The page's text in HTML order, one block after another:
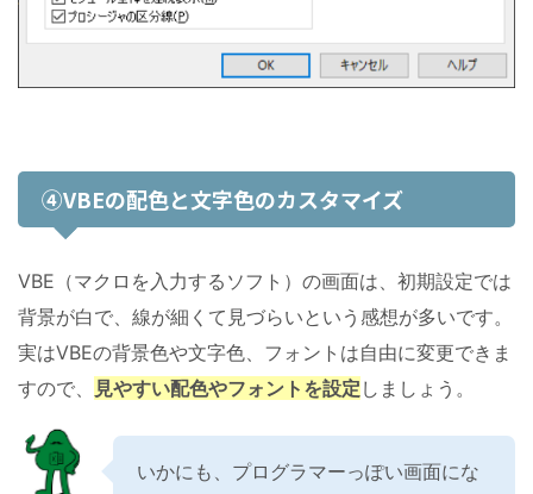
④VBEの配色と文字色のカスタマイズ
VBE（マクロを入力するソフト）の画面は、初期設定では
背景が白で、線が細くて見づらいという感想が多いです。
実はVBEの背景色や文字色、フォントは自由に変更できま
すので、
見やすい配色やフォントを設定 しましょう。
いかにも、プログラマーっぽい画面にな